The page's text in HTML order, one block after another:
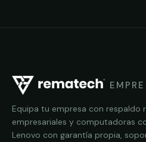
Equipa tu empresa con respaldo
empresariales y computadoras
Lenovo con garantía propia,